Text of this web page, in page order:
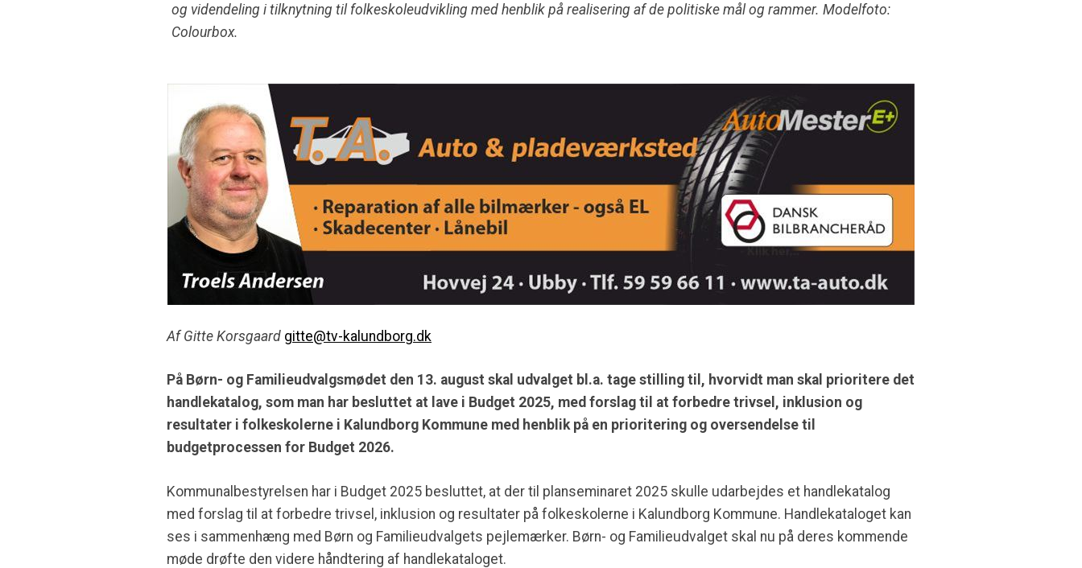
og videndeling i tilknytning til folkeskoleudvikling med henblik på realisering af de politiske mål og rammer. Modelfoto:
Colourbox.
Af Gitte Korsgaard gitte@tv-kalundborg.dk
På Børn- og Familieudvalgsmødet den 13. august skal udvalget bl.a. tage stilling til, hvorvidt man skal prioritere det
handlekatalog, som man har besluttet at lave i Budget 2025, med forslag til at forbedre trivsel, inklusion og
resultater i folkeskolerne i Kalundborg Kommune med henblik på en prioritering og oversendelse til
budgetprocessen for Budget 2026.
Kommunalbestyrelsen har i Budget 2025 besluttet, at der til planseminaret 2025 skulle udarbejdes et handlekatalog
med forslag til at forbedre trivsel, inklusion og resultater på folkeskolerne i Kalundborg Kommune. Handlekataloget kan
ses i sammenhæng med Børn og Familieudvalgets pejlemærker. Børn- og Familieudvalget skal nu på deres kommende
møde drøfte den videre håndtering af handlekataloget.